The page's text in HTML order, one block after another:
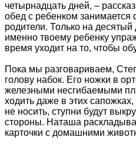
четырнадцать дней, –
обед с ребенком занимается
родители. Только на
именно твоему ребенку
время уходит на то, чтобы
Пока мы разговариваем,
голову набок. Его ножки в
железными несгибаемыми
ходить даже в этих
не носить, ступни будут
стороны. Наташа
карточки с домашними